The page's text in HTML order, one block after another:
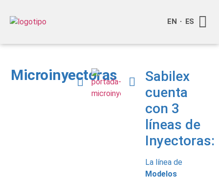
EN ES
Microinyectoras
Sabilex
cuenta
con 3
líneas de
Inyectoras:
La línea de
Modelos